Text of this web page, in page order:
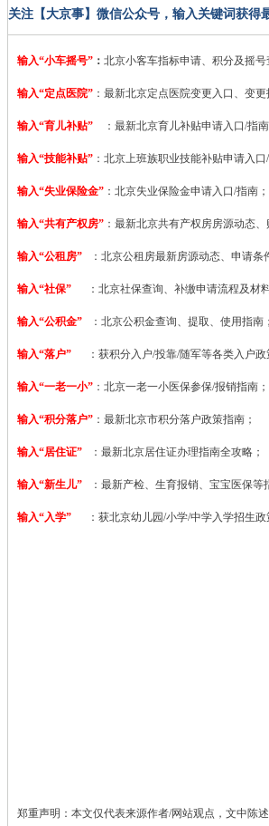
关注【大京事】微信公众号，输入关键词获得
输入“小车摇号” ： 北京小客车指标申请、积分及摇号
输入“定点医院” ： 最新北京定点医院变更入口、变更
输入“育儿补贴” ：最新北京育儿补贴申请入口/指南
输入“技能补贴” ： 北京上班族职业技能补贴申请入口/
输入“失业保险金” ：北京失业保险金申请入口/指南；
输入“共有产权房” ：最新北京共有产权房房源动态、
输入“公租房” ：北京公租房最新房源动态、申请条
输入“社保” ：北京社保查询、补缴申请流程及材
输入“公积金” ：北京公积金查询、提取、使用指南；
输入“落户” ：获积分入户/投靠/随军等各类入户政
输入“一老一小” ：北京一老一小医保参保/报销指南；
输入“积分落户” ：最新北京市积分落户政策指南；
输入“居住证” ：最新北京居住证办理指南全攻略；
输入“新生儿” ：最新产检、生育报销、宝宝医保等
输入“入学” ：获北京幼儿园/小学/中学入学招生政
郑重声明：本文仅代表来源作者/网站观点，文中陈